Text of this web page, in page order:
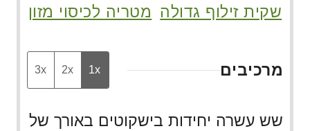
שקית זילוף גדולה מטריה לכיסוי מזון
מרכיבים 1x
2x
3x
שש עשרה יחידות בישקוטים באורך של